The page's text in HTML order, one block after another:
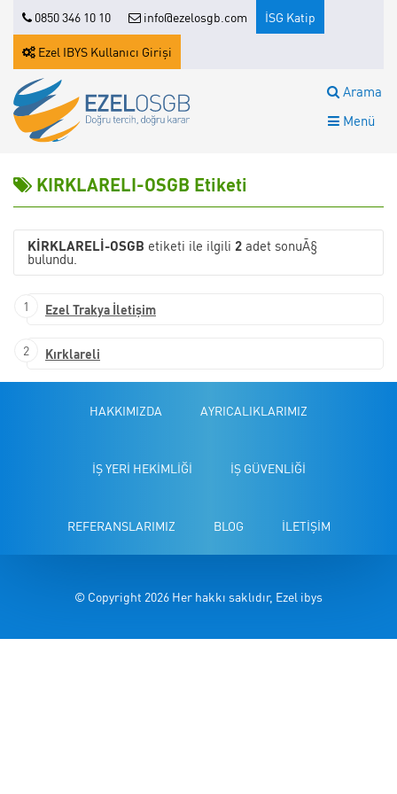
0850 346 10 10 info@ezelosgb.com İSG Katip
Ezel IBYS Kullanıcı Girişi
Arama
Menü
KIRKLARELI-OSGB Etiketi
KIRKLARELI-OSGB etiketi ile ilgili 2 adet sonuÃ§
bulundu.
1 Ezel Trakya İletişim
2 Kırklareli
HAKKIMIZDA AYRICALIKLARIMIZ
İŞ YERİ HEKİMLİĞİ İŞ GÜVENLİĞİ
REFERANSLARIMIZ BLOG İLETİŞİM
© Copyright 2026 Her hakkı saklıdır, Ezel ibys